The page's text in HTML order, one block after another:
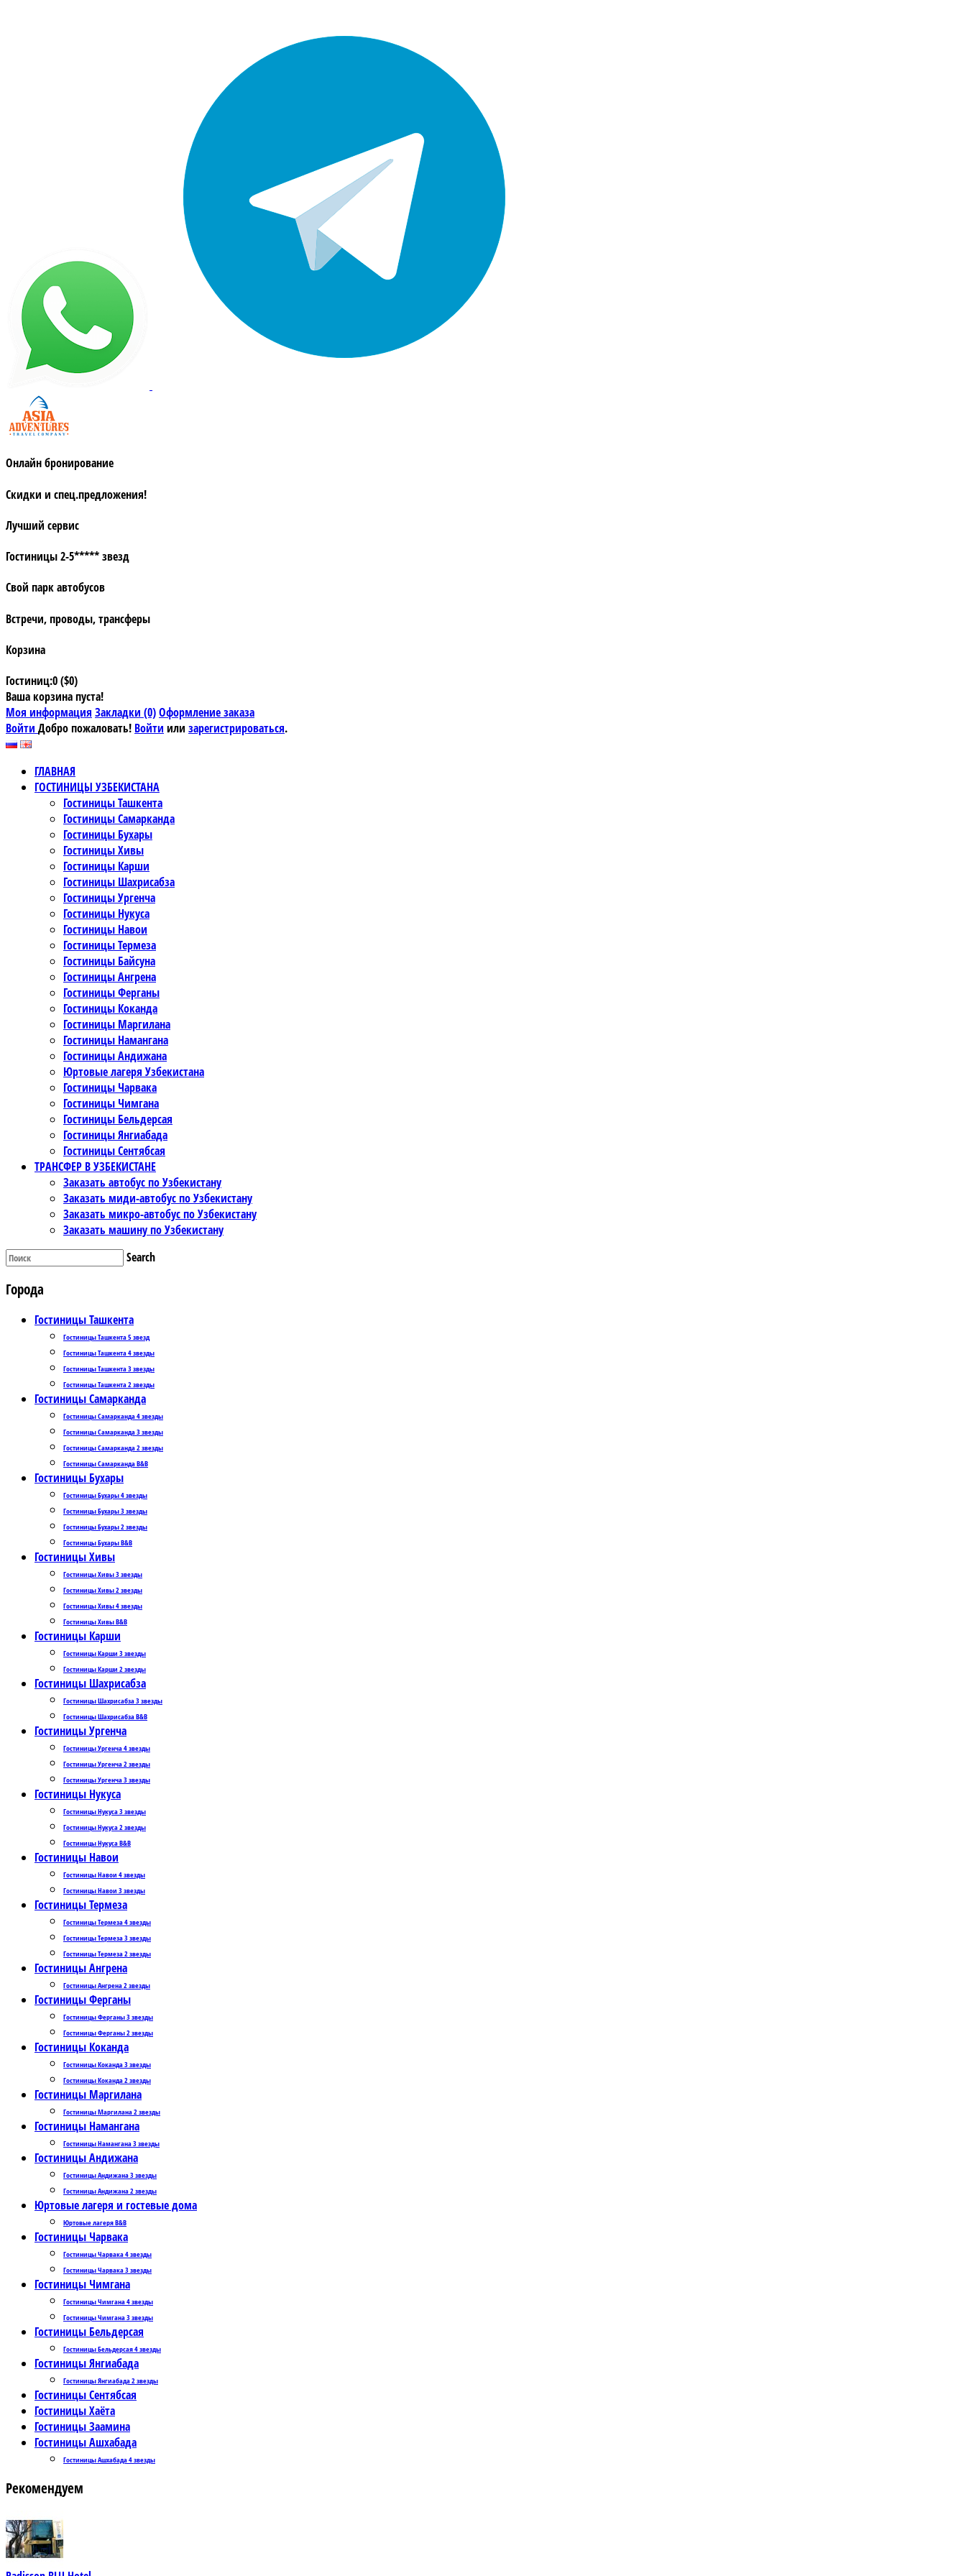
Онлайн бронирование
Скидки и спец.предложения!
Лучший сервис
Гостиницы 2-5***** звезд
Свой парк автобусов
Встречи, проводы, трансферы
Корзина
Гостиниц:0 ($0)
Ваша корзина пуста!
Моя информация Закладки (0)Оформление заказа
Войти Добро пожаловать! Войти или зарегистрироваться.
ГЛАВНАЯ
ГОСТИНИЦЫ УЗБЕКИСТАНА
Гостиницы Ташкента
Гостиницы Самарканда
Гостиницы Бухары
Гостиницы Хивы
Гостиницы Карши
Гостиницы Шахрисабза
Гостиницы Ургенча
Гостиницы Нукуса
Гостиницы Навои
Гостиницы Термеза
Гостиницы Байсуна
Гостиницы Ангрена
Гостиницы Ферганы
Гостиницы Коканда
Гостиницы Маргилана
Гостиницы Намангана
Гостиницы Андижана
Юртовые лагеря Узбекистана
Гостиницы Чарвака
Гостиницы Чимгана
Гостиницы Бельдерсая
Гостиницы Янгиабада
Гостиницы Сентябсая
ТРАНСФЕР В УЗБЕКИСТАНЕ
Заказать автобус по Узбекистану
Заказать миди-автобус по Узбекистану
Заказать микро-автобус по Узбекистану
Заказать машину по Узбекистану
Search
Города
Гостиницы Ташкента
Гостиницы Ташкента 5 звезд
Гостиницы Ташкента 4 звезды
Гостиницы Ташкента 3 звезды
Гостиницы Ташкента 2 звезды
Гостиницы Самарканда
Гостиницы Самарканда 4 звезды
Гостиницы Самарканда 3 звезды
Гостиницы Самарканда 2 звезды
Гостиницы Самарканда B&B
Гостиницы Бухары
Гостиницы Бухары 4 звезды
Гостиницы Бухары 3 звезды
Гостиницы Бухары 2 звезды
Гостиницы Бухары B&B
Гостиницы Хивы
Гостиницы Хивы 3 звезды
Гостиницы Хивы 2 звезды
Гостиницы Хивы 4 звезды
Гостиницы Хивы B&B
Гостиницы Карши
Гостиницы Карши 3 звезды
Гостиницы Карши 2 звезды
Гостиницы Шахрисабза
Гостиницы Шахрисабза 3 звезды
Гостиницы Шахрисабза B&B
Гостиницы Ургенча
Гостиницы Ургенча 4 звезды
Гостиницы Ургенча 2 звезды
Гостиницы Ургенча 3 звезды
Гостиницы Нукуса
Гостиницы Нукуса 3 звезды
Гостиницы Нукуса 2 звезды
Гостиницы Нукуса B&B
Гостиницы Навои
Гостиницы Навои 4 звезды
Гостиницы Навои 3 звезды
Гостиницы Термеза
Гостиницы Термеза 4 звезды
Гостиницы Термеза 3 звезды
Гостиницы Термеза 2 звезды
Гостиницы Ангрена
Гостиницы Ангрена 2 звезды
Гостиницы Ферганы
Гостиницы Ферганы 3 звезды
Гостиницы Ферганы 2 звезды
Гостиницы Коканда
Гостиницы Коканда 3 звезды
Гостиницы Коканда 2 звезды
Гостиницы Маргилана
Гостиницы Маргилана 2 звезды
Гостиницы Намангана
Гостиницы Намангана 3 звезды
Гостиницы Андижана
Гостиницы Андижана 3 звезды
Гостиницы Андижана 2 звезды
Юртовые лагеря и гостевые дома
Юртовые лагеря B&B
Гостиницы Чарвака
Гостиницы Чарвака 4 звезды
Гостиницы Чарвака 3 звезды
Гостиницы Чимгана
Гостиницы Чимгана 4 звезды
Гостиницы Чимгана 3 звезды
Гостиницы Бельдерсая
Гостиницы Бельдерсая 4 звезды
Гостиницы Янгиабада
Гостиницы Янгиабада 2 звезды
Гостиницы Сентябсая
Гостиницы Хаёта
Гостиницы Заамина
Гостиницы Ашхабада
Гостиницы Ашхабада 4 звезды
Рекомендуем